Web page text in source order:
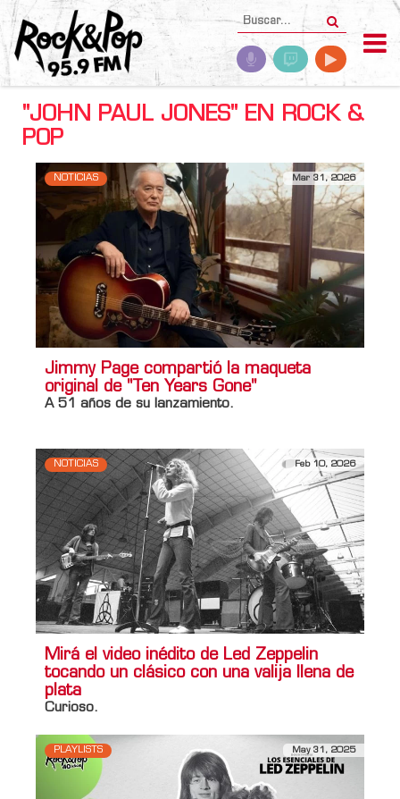
"JOHN PAUL JONES" EN ROCK &
POP
NOTICIAS Mar 31, 2026
Jimmy Page compartió la maqueta
original de "Ten Years Gone"
A 51 años de su lanzamiento.
NOTICIAS Feb 10, 2026
Mirá el video inédito de Led Zeppelin
tocando un clásico con una valija llena de
plata
Curioso.
PLAYLISTS May 31, 2025